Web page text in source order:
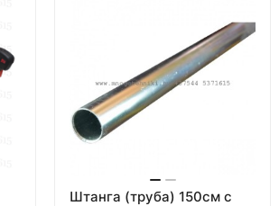
Штанга (труба) 150см с